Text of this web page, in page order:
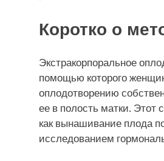
Коротко о
Экстракорпоральное
помощью которого
оплодотворению
ее в полость матки. Этот
как вынашивание плода
исследованием